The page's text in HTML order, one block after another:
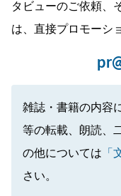
タビューのご依頼、
は、直接プロモーシ
雑誌・書籍の内容
等の転載、朗読、
の他については 「
さい。